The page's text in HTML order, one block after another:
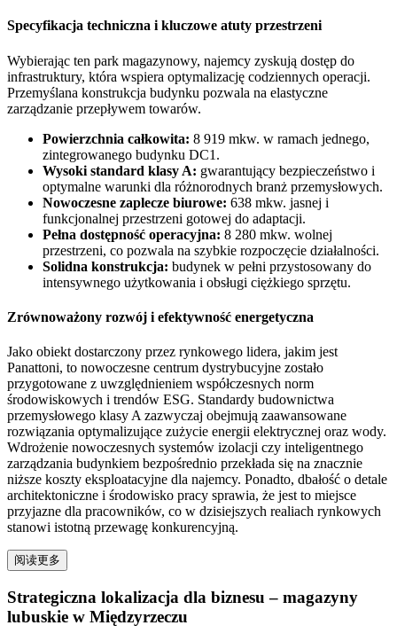
Specyfikacja techniczna i kluczowe atuty przestrzeni
Wybierając ten park magazynowy, najemcy zyskują dostęp do
infrastruktury, która wspiera optymalizację codziennych operacji.
Przemyślana konstrukcja budynku pozwala na elastyczne
zarządzanie przepływem towarów.
Powierzchnia całkowita: 8 919 mkw. w ramach jednego,
zintegrowanego budynku DC1.
Wysoki standard klasy A: gwarantujący bezpieczeństwo i
optymalne warunki dla różnorodnych branż przemysłowych.
Nowoczesne zaplecze biurowe: 638 mkw. jasnej i
funkcjonalnej przestrzeni gotowej do adaptacji.
Pełna dostępność operacyjna: 8 280 mkw. wolnej
przestrzeni, co pozwala na szybkie rozpoczęcie działalności.
Solidna konstrukcja: budynek w pełni przystosowany do
intensywnego użytkowania i obsługi ciężkiego sprzętu.
Zrównoważony rozwój i efektywność energetyczna
Jako obiekt dostarczony przez rynkowego lidera, jakim jest
Panattoni, to nowoczesne centrum dystrybucyjne zostało
przygotowane z uwzględnieniem współczesnych norm
środowiskowych i trendów ESG. Standardy budownictwa
przemysłowego klasy A zazwyczaj obejmują zaawansowane
rozwiązania optymalizujące zużycie energii elektrycznej oraz wody.
Wdrożenie nowoczesnych systemów izolacji czy inteligentnego
zarządzania budynkiem bezpośrednio przekłada się na znacznie
niższe koszty eksploatacyjne dla najemcy. Ponadto, dbałość o detale
architektoniczne i środowisko pracy sprawia, że jest to miejsce
przyjazne dla pracowników, co w dzisiejszych realiach rynkowych
stanowi istotną przewagę konkurencyjną.
阅读更多
Strategiczna lokalizacja dla biznesu – magazyny
lubuskie w Międzyrzeczu